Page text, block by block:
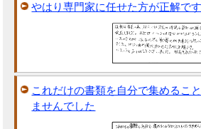
やはり専門家に任せた方が正解です
これだけの書類を自分で集めるこ
ませんでした